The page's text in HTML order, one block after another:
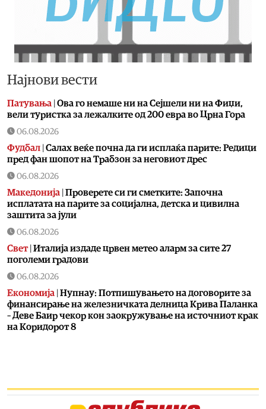
Најнови вести
Патувања Ова го немаше ни на Сејшели ни на Фиџи,
вели туристка за лежалките од 200 евра во Црна Гора
06.08.2026
Фудбал Салах веќе почна да ги исплаќа парите: Редици
пред фан шопот на Трабзон за неговиот дрес
06.08.2026
Македонија Проверете си ги сметките: Започна
исплатата на парите за социјална, детска и цивилна
заштита за јули
06.08.2026
Свет| Италија издаде црвен метео аларм за сите 27
поголеми градови
06.08.2026
Економија Нупнау: Потпишувањето на договорите за
финансирање на железничката делница Крива Паланка
– Деве Баир чекор кон заокружување на источниот крак
на Коридорот 8
06.08.2026
Роналдо уште се одмoра од СП